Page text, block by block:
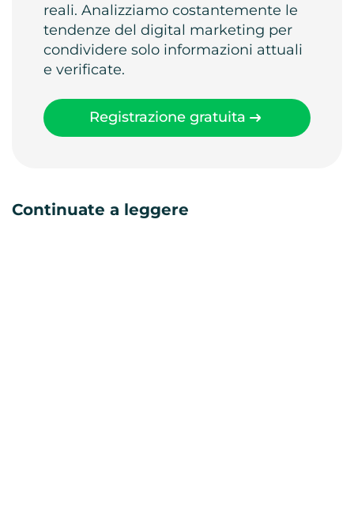
reali. Analizziamo costantemente le
tendenze del digital marketing per
condividere solo informazioni attuali
e verificate.
Registrazione gratuita
Continuate a leggere